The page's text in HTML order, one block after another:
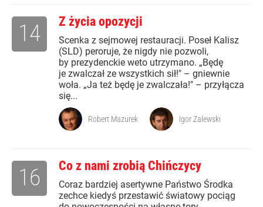
Z życia opozycji
Scenka z sejmowej restauracji. Poseł Kalisz
(SLD) peroruje, że nigdy nie pozwoli,
by prezydenckie weto utrzymano. „Będę
je zwalczał ze wszystkich sił!" – gniewnie
woła. „Ja też będę je zwalczała!" – przyłącza
się...
14
Robert Mazurek Igor Zalewski
Co z nami zrobią Chińczycy
Coraz bardziej asertywne Państwo Środka
zechce kiedyś przestawić światowy pociąg
16